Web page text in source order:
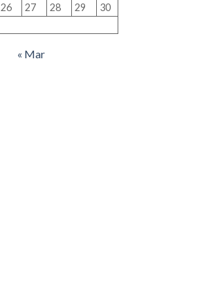
26 27 28 29
30
« Mar